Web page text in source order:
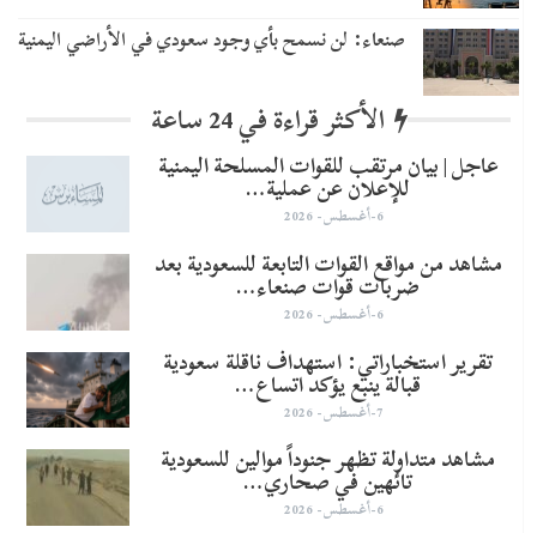
صنعاء: لن نسمح بأي وجود سعودي في الأراضي اليمنية
الأكثر قراءة في 24 ساعة
عاجل | بيان مرتقب للقوات المسلحة اليمنية
للإعلان عن عملية…
6-أغسطس- 2026
مشاهد من مواقع القوات التابعة للسعودية بعد
ضربات قوات صنعاء…
6-أغسطس- 2026
تقرير استخباراتي: استهداف ناقلة سعودية
قبالة ينبع يؤكد اتساع…
7-أغسطس- 2026
مشاهد متداولة تظهر جنوداً موالين للسعودية
تائهين في صحاري…
6-أغسطس- 2026